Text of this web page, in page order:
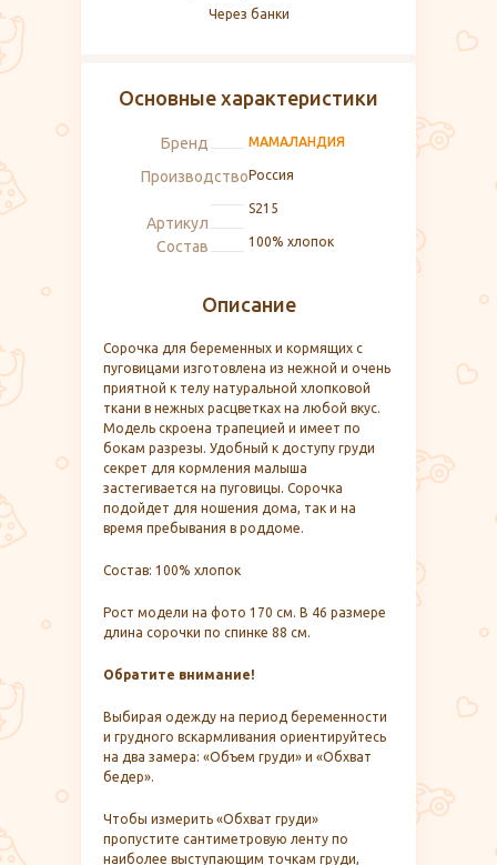
Через банки
Описание
Сорочка для беременных и кормящих с
пуговицами изготовлена из нежной и очень
приятной к телу натуральной хлопковой
ткани в нежных расцветках на любой вкус.
Модель скроена трапецией и имеет по
бокам разрезы. Удобный к доступу груди
секрет для кормления малыша
застегивается на пуговицы. Сорочка
подойдет для ношения дома, так и на
время пребывания в роддоме.
Состав: 100% хлопок
Рост модели на фото 170 см. В 46 размере
длина сорочки по спинке 88 см.
Обратите внимание!
Выбирая одежду на период беременности
и грудного вскармливания ориентируйтесь
на два замера: «Объем груди» и «Обхват
бедер».
Чтобы измерить «Обхват груди»
пропустите сантиметровую ленту по
наиболее выступающим точкам груди,
Основные характеристики
Бренд МАМАЛАНДИЯ
ПроизводствоРоссия
Артикул
S215
Состав 100% хлопок